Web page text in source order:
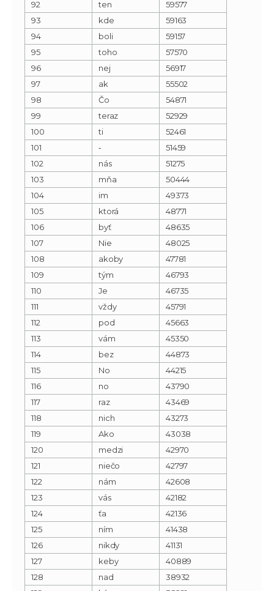
92 ten
59577
93
kde
59163
94
boli
59157
95
toho
57570
96
nej
56917
97
ak
55502
98
Čo
54871
99
teraz
52929
100
ti
52461
101
‐
51459
102
nás
51275
103
mňa
50444
104
im
49373
105
ktorá
48771
106
byť
48635
107
Nie
48025
108
akoby
47781
109
tým
46793
110
Je
46735
111
vždy
45791
112
pod
45663
113
vám
45350
114
bez
44873
115
No
44215
116
no
43790
117
raz
43469
118
nich
43273
119
Ako
43038
120
medzi
42970
121
niečo
42797
122
nám
42608
123
vás
42182
124
ťa
42136
125
ním
41438
126
nikdy
41131
127
keby
40889
128
nad
38932